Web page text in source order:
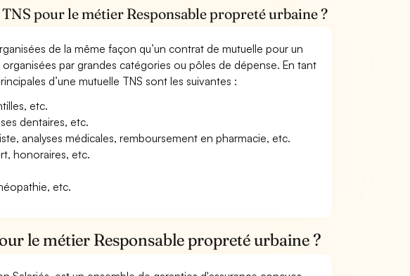
pour le métier Responsable propreté urbaine ?
de la même façon qu’un contrat de mutuelle pour un
par grandes catégories ou pôles de dépense. En tant
d’une mutuelle TNS sont les suivantes :
etc.
dentaires, etc.
analyses médicales, remboursement en pharmacie, etc.
honoraires, etc.
etc.
le métier Responsable propreté urbaine ?